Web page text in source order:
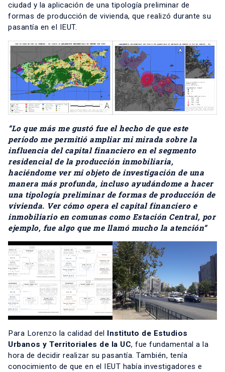
ciudad y la aplicación de una tipología preliminar de
formas de producción de vivienda, que realizó durante su
pasantía en el IEUT.
“Lo que más me gustó fue el hecho de que este
período me permitió ampliar mi mirada sobre la
influencia del capital financiero en el segmento
residencial de la producción inmobiliaria,
haciéndome ver mi objeto de investigación de una
manera más profunda, incluso ayudándome a hacer
una tipología preliminar de formas de producción de
vivienda. Ver cómo opera el capital financiero e
inmobiliario en comunas como Estación Central, por
ejemplo, fue algo que me llamó mucho la atención”
Para Lorenzo la calidad del Instituto de Estudios
Urbanos y Territoriales de la UC, fue fundamental a la
hora de decidir realizar su pasantía. También, tenía
conocimiento de que en el IEUT había investigadores e